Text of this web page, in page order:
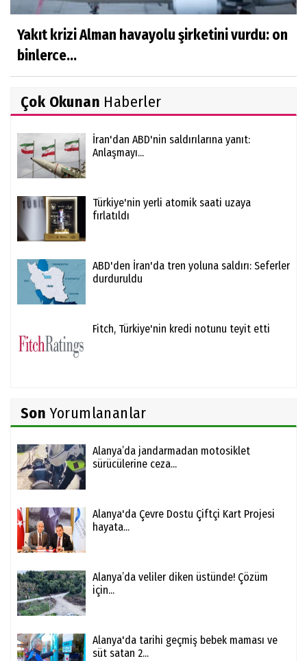
Yakıt krizi Alman havayolu şirketini vurdu: on
binlerce...
Çok Okunan Haberler
İran'dan ABD'nin saldırılarına yanıt:
Anlaşmayı...
Türkiye'nin yerli atomik saati uzaya
fırlatıldı
ABD'den İran'da tren yoluna saldırı: Seferler
durduruldu
Fitch, Türkiye'nin kredi notunu teyit etti
Son Yorumlananlar
Alanya’da jandarmadan motosiklet
sürücülerine ceza...
Alanya'da Çevre Dostu Çiftçi Kart Projesi
hayata...
Alanya’da veliler diken üstünde! Çözüm
için...
Alanya'da tarihi geçmiş bebek maması ve
süt satan 2...